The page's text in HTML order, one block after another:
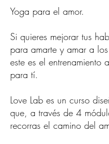
Yoga para el amor.
Si quieres mejorar tus
para amarte y amar a
este es el entrenamiento
para tí.
Love Lab es un curso
que, a través de 4
recorras el camino del